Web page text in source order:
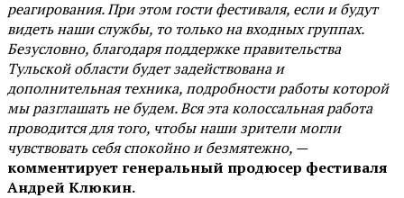
реагирования. При этом гости фестиваля, если и будут
видеть наши службы, то только на входных группах.
Безусловно, благодаря поддержке правительства
Тульской области будет задействована и
дополнительная техника, подробности работы которой
мы разглашать не будем. Вся эта колоссальная работа
проводится для того, чтобы наши зрители могли
чувствовать себя спокойно и безмятежно, —
комментирует генеральный продюсер фестиваля
Андрей Клюкин.